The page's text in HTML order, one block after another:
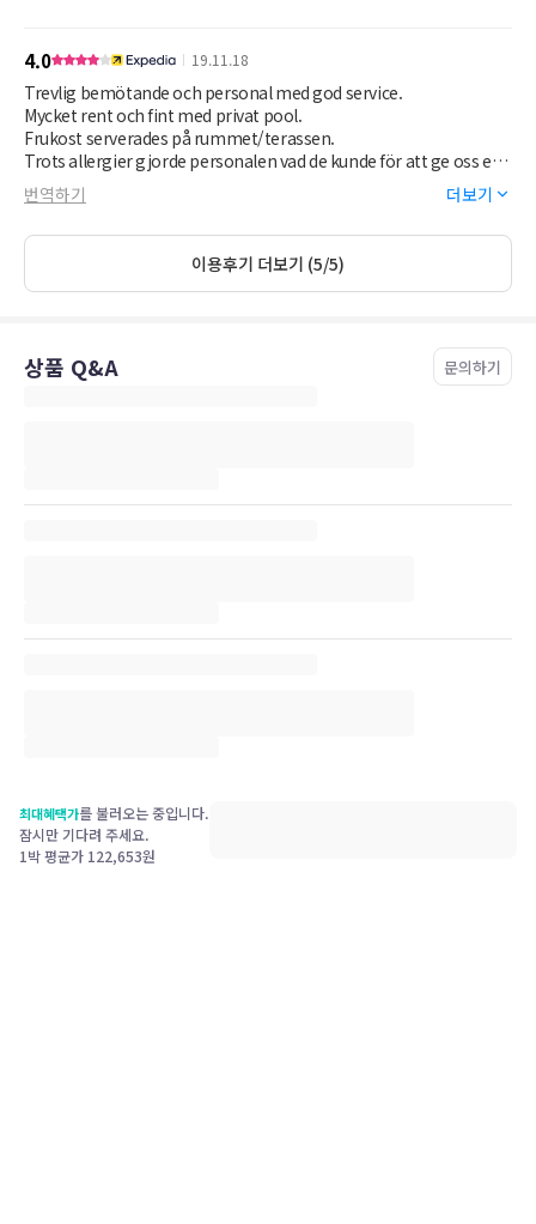
4.0 19.11.18
Trevlig bemötande och personal med god service.
Mycket rent och fint med privat pool.
Frukost serverades på rummet/terassen.
Trots allergier gjorde personalen vad de kunde för att ge oss en
bra frukost!
Cyklar gick att låna gratis.
Trots generella svårigheter med elförsörjning på ön hade de ett
eget aggregat med elförsörjning.
Dock fanns viss problematik med varmvatten.
번역하기 더보기
이용후기 더보기 (5/5)
상품 Q&A 문의하기
최대혜택가를 불러오는 중입니다.
잠시만 기다려 주세요.
1박 평균가 122,653원